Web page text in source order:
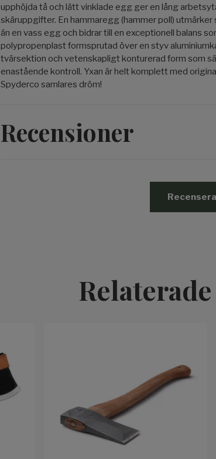
upphöjda tå och lätt vinklade egg ger en lång
skäruppgifter. En hammaregg (hammer poll)
än en vass egg och bidrar till en exceptionell balans
polypropenplast formsprutad över en styv
tvärsektion och vetenskapligt konturerad form som
enastående kontroll. Yxan är helt komplett med
Spyderco samlares dröm!
Recensioner